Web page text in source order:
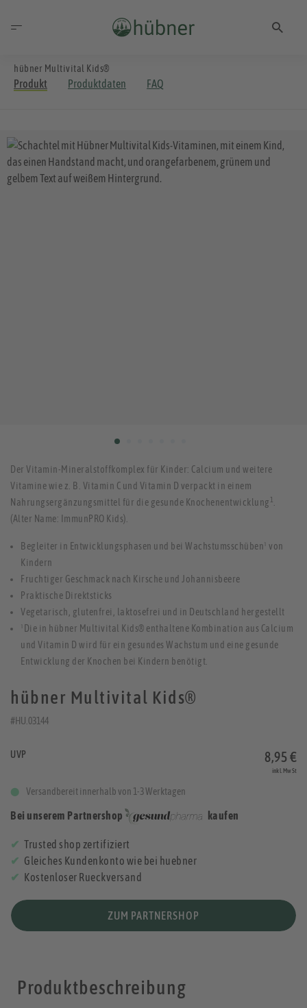
hübner Multivital Kids®
Produkt Produktdaten FAQ
Der Vitamin-Mineralstoffkomplex für Kinder: Calcium und weitere
Vitamine wie z. B. Vitamin C und Vitamin D verpackt in einem
Nahrungsergänzungsmittel für die gesunde Knochenentwicklung 1
(Alter Name: ImmunPRO Kids).
Begleiter in Entwicklungsphasen und bei Wachstumsschüben¹ von
Kindern
Fruchtiger Geschmack nach Kirsche und Johannisbeere
Praktische Direktsticks
Vegetarisch, glutenfrei, laktosefrei und in Deutschland hergestellt
¹Die in hübner Multivital Kids® enthaltene Kombination aus Calcium
und Vitamin D wird für ein gesundes Wachstum und eine gesunde
Entwicklung der Knochen bei Kindern benötigt.
hübner Multivital Kids®
#HU.03144
UVP 8,95 €
inkl. MwSt
Versandbereit innerhalb von 1-3 Werktagen
Bei unserem Partnershop kaufen
Trusted shop zertifiziert
Gleiches Kundenkonto wie bei huebner
Kostenloser Rueckversand
ZUM PARTNERSHOP
Produktbeschreibung